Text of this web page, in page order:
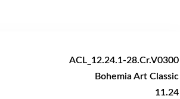
ACL_12.24.1-28.Cr.V0300
Bohemia Art Classic
11.24